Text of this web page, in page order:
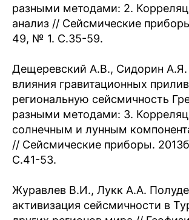
разными методами: 2.
анализ // Сейсмические
49, № 1. С.35-59.
Дещеревский А.В., Сидорин А.Я.
влияния гравитационных
региональную сейсмичность
разными методами: 3.
солнечным и лунным
// Сейсмические приборы.
С.41-53.
Журавлев В.И., Лукк А.А.
активизация сейсмичности в